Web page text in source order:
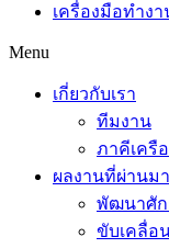
เครื่องมือทำงา
Menu
เกี่ยวกับเรา
ทีมงาน
ภาคีเครื
ผลงานที่ผ่านมา
พัฒนาศั
ขับเคลื่อ